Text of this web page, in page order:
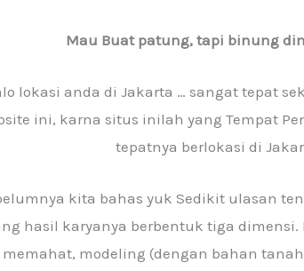
Mau Buat patung, tapi binung
lokasi anda di Jakarta … sangat tepat
ini, karna situs inilah yang Tempat
tepatnya berlokasi di
kita bahas yuk Sedikit ulasan
hasil karyanya berbentuk tiga dimensi.
memahat, modeling (dengan bahan